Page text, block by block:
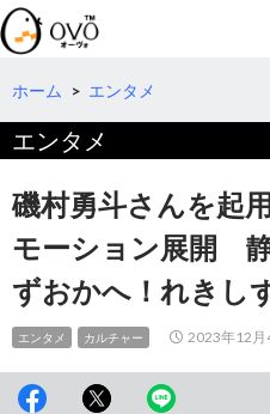
検
索
コ
テ
へ
移
動
ホーム > エンタメ
エンタメ
磯村勇斗さんを起
モーション展開
ずおかへ！れきし
エンタメ カルチャー 2023年12月